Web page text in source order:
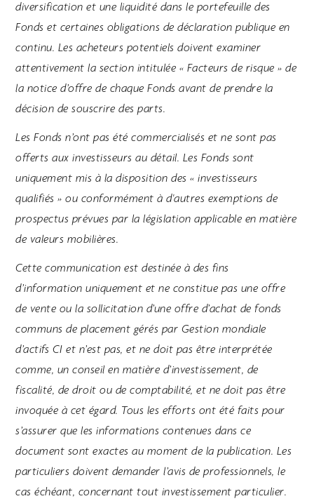
diversification et une liquidité dans le portefeuille des
Fonds et certaines obligations de déclaration publique en
continu. Les acheteurs potentiels doivent examiner
attentivement la section intitulée « Facteurs de risque » de
la notice d’offre de chaque Fonds avant de prendre la
décision de souscrire des parts.
Les Fonds n’ont pas été commercialisés et ne sont pas
offerts aux investisseurs au détail. Les Fonds sont
uniquement mis à la disposition des « investisseurs
qualifiés » ou conformément à d'autres exemptions de
prospectus prévues par la législation applicable en matière
de valeurs mobilières.
Cette communication est destinée à des fins
d’information uniquement et ne constitue pas une offre
de vente ou la sollicitation d’une offre d’achat de fonds
communs de placement gérés par Gestion mondiale
d’actifs CI et n’est pas, et ne doit pas être interprétée
comme, un conseil en matière d’investissement, de
fiscalité, de droit ou de comptabilité, et ne doit pas être
invoquée à cet égard. Tous les efforts ont été faits pour
s’assurer que les informations contenues dans ce
document sont exactes au moment de la publication. Les
particuliers doivent demander l’avis de professionnels, le
cas échéant, concernant tout investissement particulier.